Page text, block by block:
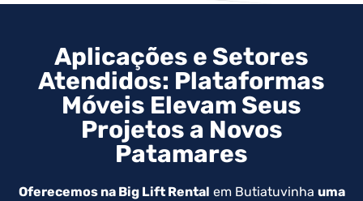
Aplicações e Setores
Atendidos: Plataformas
Móveis Elevam Seus
Projetos a Novos
Patamares
Oferecemos na Big Lift Rental em Butiatuvinha uma